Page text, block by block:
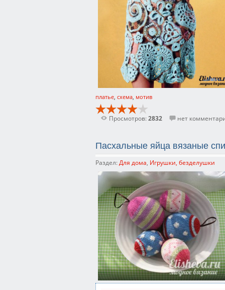
платье схема мотив
Просмотров:2832 нет
Пасхальные яйца вязаные
Раздел: Для дома Игрушки, безделушки